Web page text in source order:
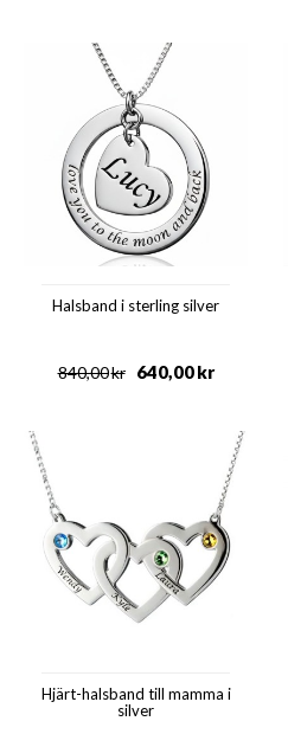
Halsband i sterling silver
kr
840,00 kr
640,00
Hjärt-halsband till mamma i
silver